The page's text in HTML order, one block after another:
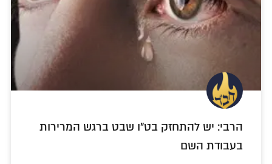
הרבי: יש להתחזק בט"ו שבט ברגש המרירות
בעבודת השם